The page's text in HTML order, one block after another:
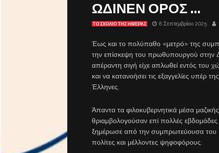
ΩΔΙΝΕΝ ΟΡΟΣ …
ΤΟ ΣΧΌΛΙΟ ΤΗΣ ΗΜΈΡΑΣ 8 Σεπτεμβρίου 2025
Έως και το πολύπαθο «μετρό» της
την επίσκεψη του πρωθυπουργού στην
απέραντη σιγή είχε απλωθεί εντός του
και να κατανοήσει τις εξαγγελίες υπέρ
Έλληνες.
Άπαντα τα φιλοκυβερνητικά μέσα
θριαμβολογούσαν επί πολλές
ξημέρωσε από την συμπρωτεύουσα του
πολίτες και μέλλοντες ψηφοφόρους.